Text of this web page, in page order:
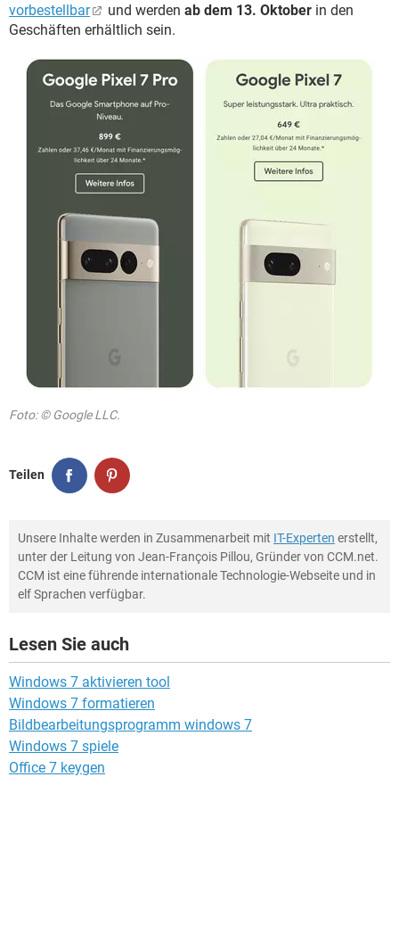
vorbestellbar
und werden ab dem 13. Oktober in den
Geschäften erhältlich sein.
Foto: © Google LLC.
Teilen
Unsere Inhalte werden in Zusammenarbeit mit IT-Experten erstellt,
unter der Leitung von Jean-François Pillou, Gründer von CCM.net.
CCM ist eine führende internationale Technologie-Webseite und in
elf Sprachen verfügbar.
Lesen Sie auch
Windows 7 aktivieren tool
Windows 7 formatieren
Bildbearbeitungsprogramm windows 7
Windows 7 spiele
Office 7 keygen